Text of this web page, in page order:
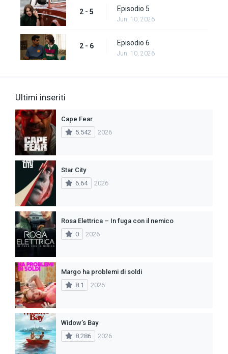
2 - 5 Episodio 5
Jun. 10, 2026
2 - 6 Episodio 6
Jun. 10, 2026
Ultimi inseriti
Cape Fear
5.542
2026
Star City
6.64
2026
Rosa Elettrica – In fuga con il nemico
0
2026
Margo ha problemi di soldi
8.1
2026
Widow’s Bay
8.286
2026